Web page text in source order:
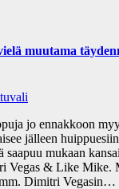
muutama
jo ennakkoon
jälleen
saapuu mukaan
Vegas & Like Mike.
Dimitri Vegasin…